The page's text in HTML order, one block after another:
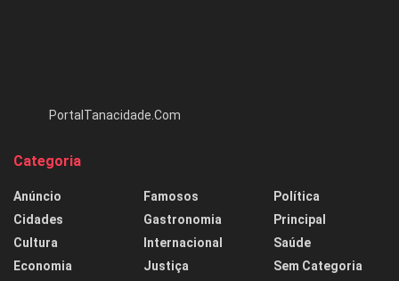
PortalTanacidade.Com
Categoria
Anúncio
Cidades
Cultura
Economia
Famosos
Gastronomia
Internacional
Justiça
Política
Principal
Saúde
Sem Categoria